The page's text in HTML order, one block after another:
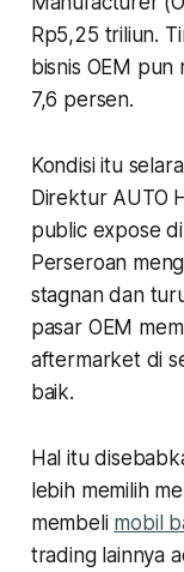
Rp5,25 triliun.
bisnis OEM
7,6 persen.
Kondisi itu
Direktur AUTO
public expose
Perseroan
stagnan dan
pasar OEM
aftermarket di
baik.
Hal itu
lebih memilih
membeli mobil
trading lainnya